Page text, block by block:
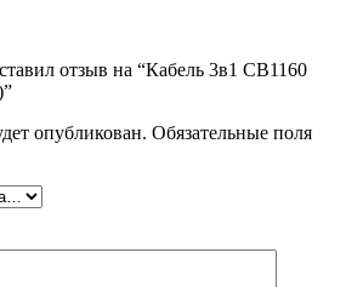
отзыв на “Кабель 3в1 CB1160
опубликован. Обязательные поля